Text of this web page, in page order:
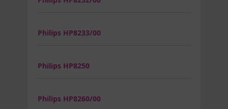
Philips HP8233/00
Philips HP8250
Philips HP8260/00